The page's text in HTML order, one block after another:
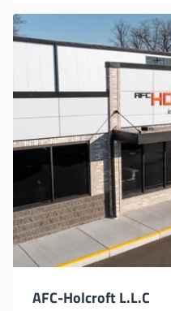
AFC-Holcroft L.L.C